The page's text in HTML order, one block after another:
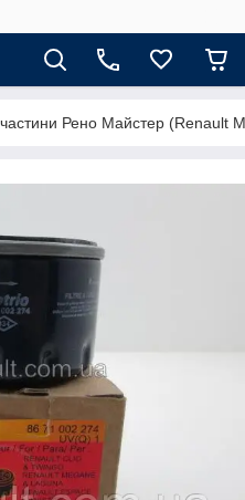
Рено Майстер (Renault